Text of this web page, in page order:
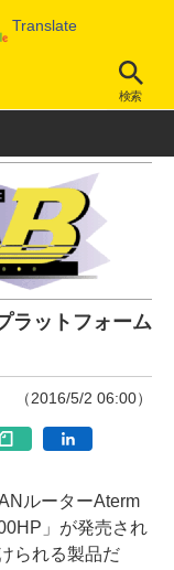
Translate
検索
ラットフォーム
（2016/5/2 06:00）
ルーターAterm
」が発売され
られる製品だ